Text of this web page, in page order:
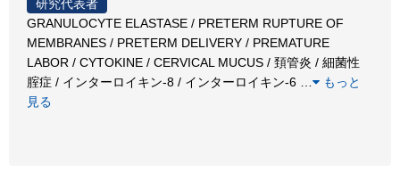
研究代表者
GRANULOCYTE ELASTASE / PRETERM RUPTURE OF
MEMBRANES / PRETERM DELIVERY / PREMATURE
LABOR / CYTOKINE / CERVICAL MUCUS / 頚管炎 / 細菌性
腟症 / インターロイキン-8 / インターロイキン-6
もっと
見る